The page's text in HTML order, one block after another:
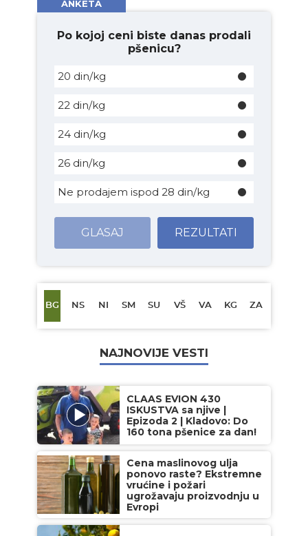
ANKETA
Po kojoj ceni biste danas prodali
pšenicu?
20 din/kg
22 din/kg
24 din/kg
26 din/kg
Ne prodajem ispod 28 din/kg
GLASAJ REZULTATI
BG NS NI SM SU VŠ VA KG ZA
NAJNOVIJE VESTI
CLAAS EVION 430
ISKUSTVA sa njive |
Epizoda 2 | Kladovo: Do
160 tona pšenice za dan!
Cena maslinovog ulja
ponovo raste? Ekstremne
vrućine i požari
ugrožavaju proizvodnju u
Evropi